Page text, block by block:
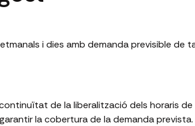
i dies amb demanda previsible de
de la liberalització dels horaris
la cobertura de la demanda prevista.